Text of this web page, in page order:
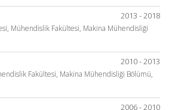
2013 - 2018
Mühendislik Fakültesi, Makina Mühendisliği
2010 - 2013
Fakültesi, Makina Mühendisliği Bölümü,
2006 - 2010